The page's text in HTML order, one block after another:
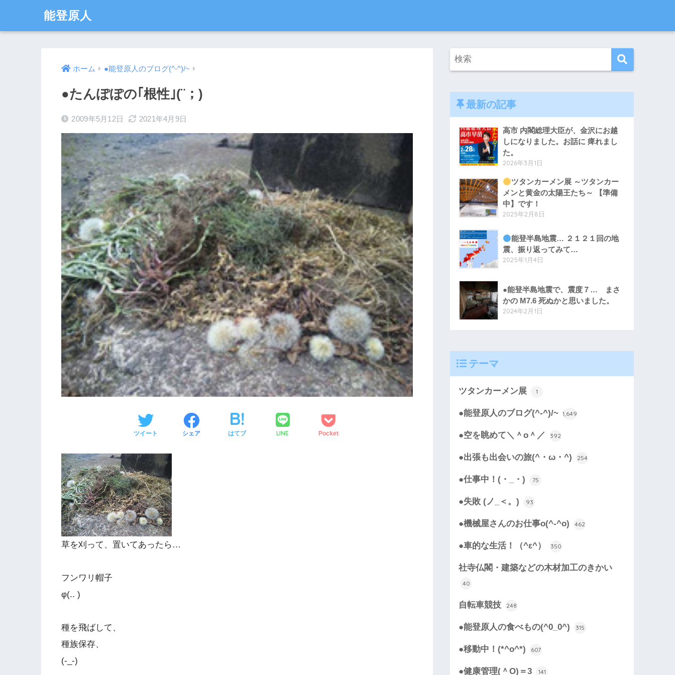
能登原人
ホーム ●能登原人のブログ(^-^)/~
●たんぽぽの｢根性｣(¨；)
2009年5月12日 2021年4月9日
ツイート シェア はてブ LINE Pocket
草を刈って、置いてあったら…
フンワリ帽子
φ(.. )
種を飛ばして、
種族保存、
(-_-)
最新の記事
高市 内閣総理大臣が、金沢にお越
しになりました。お話に 痺れまし
た。
2026年3月1日
ツタンカーメン展 ～ツタンカー
メンと黄金の太陽王たち～ 【準備
中】です！
2025年2月8日
能登半島地震… ２１２１回の地
震、振り返ってみて…
2025年1月4日
●能登半島地震で、震度７… まさ
かの M7.6 死ぬかと思いました。
2024年2月1日
テーマ
ツタンカーメン展 1
●能登原人のブログ(^-^)/~ 1,649
●空を眺めて＼＾o＾／ 392
●出張も出会いの旅(^・ω・^) 254
●仕事中！(・_・) 75
●失敗 (ノ_＜。) 93
●機械屋さんのお仕事o(^-^o) 462
●車的な生活！（^ε^） 350
社寺仏閣・建築などの木材加工のきかい
40
自転車競技 248
●能登原人の食べもの(^0_0^) 315
●移動中！(*^o^*) 607
●健康管理(＾O)＝3 141